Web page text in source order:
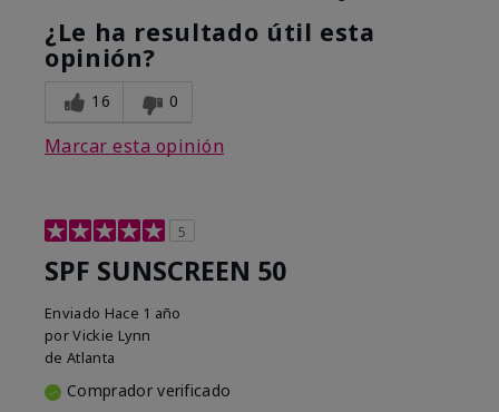
¿Le ha resultado útil esta
opinión?
16 0
Marcar esta opinión
5
SPF SUNSCREEN 50
Enviado Hace 1 año
porVickie Lynn
de Atlanta
Comprador verificado